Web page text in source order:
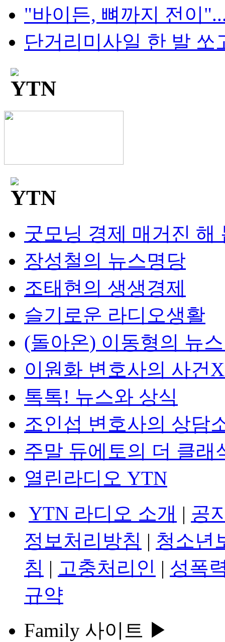
"바이든, 뼈까지 전이
단거리미사일 한 발 쏘
굿모닝 경제 매거진 해
장성철의 뉴스명당
조태현의 생생경제
슬기로운 라디오생활
(돌아온) 이동형의 뉴
이원화 변호사의 사건
톡톡! 뉴스와 상식
조인섭 변호사의 상담
주말 듀에토의 더 클래
열린라디오 YTN
YTN 라디오 소개 | 공
정보처리방침 | 청소년
침 | 고충처리인 | 성폭
규약
Family 사이트 ▶